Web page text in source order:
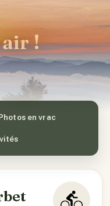
!
en vrac